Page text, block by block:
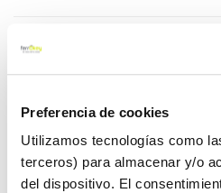
Preferencia de cookies
Utilizamos tecnologías como
terceros) para almacenar y/o
del dispositivo. El